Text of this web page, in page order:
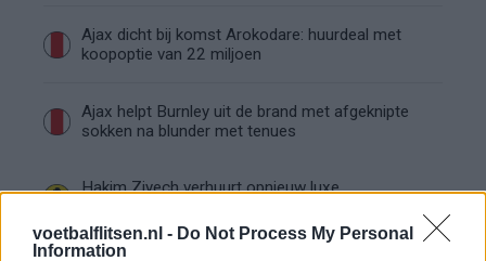
voetbalflitsen.nl - Do Not Process My Personal
Information
Ajax dicht bij komst Arokodare: huurdeal met
koopoptie van 22 miljoen
Ajax helpt Burnley uit de brand met afgeknipte
sokken na blunder met tenues
Hakim Ziyech verhuurt opnieuw luxe